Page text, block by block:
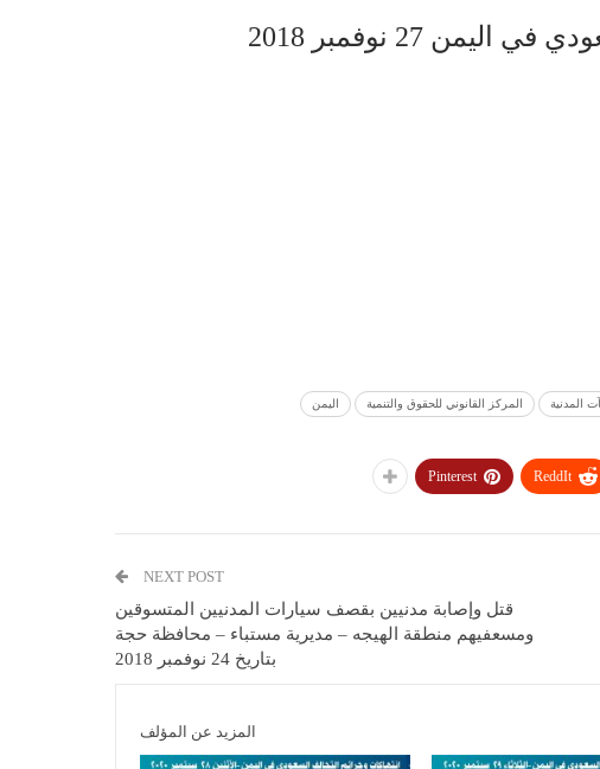
27 نوفمبر 2018
المدنية المركز القانوني للحقوق والتنمية اليمن
ReddIt
Pinterest
NEXT POST
قتل وإصابة مدنيين بقصف سيارات المدنيين المتسوقين
ومسعفيهم منطقة الهيجه – مديرية مستباء – محافظة حجة
بتاريخ 24 نوفمبر 2018
المزيد عن المؤلف